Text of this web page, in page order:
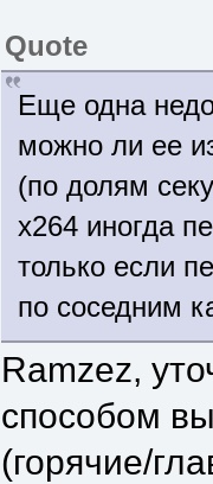
Quote
Еще одна
можно ли ее
(по долям
x264 иногда
только если
по соседним
Ramzez,
способом
(горячие/